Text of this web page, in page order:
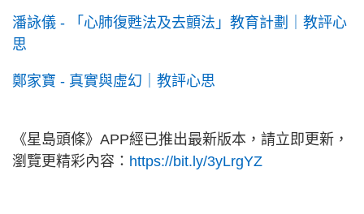
潘詠儀 - 「心肺復甦法及去顫法」教育計劃｜教評心
思
鄭家寶 - 真實與虛幻｜教評心思
《星島頭條》APP經已推出最新版本，請立即更新，
瀏覽更精彩內容： https://bit.ly/3yLrgYZ